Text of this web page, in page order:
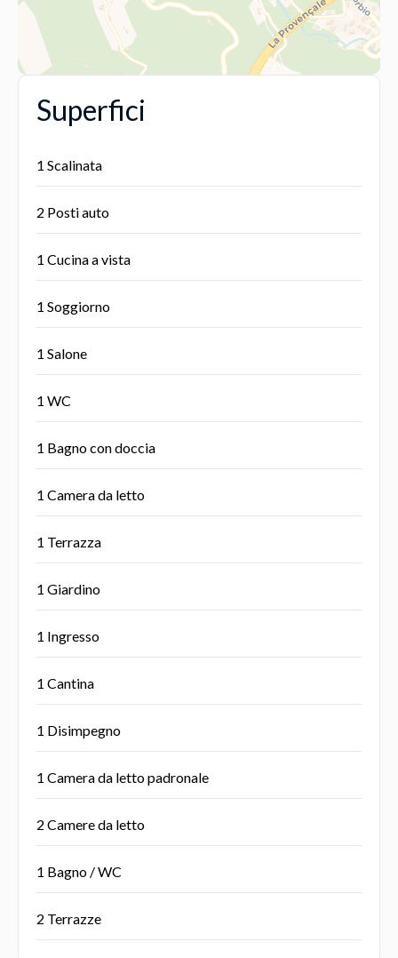
Superfici
1 Scalinata
2 Posti auto
1 Cucina a vista
1 Soggiorno
1 Salone
1 WC
1 Bagno con doccia
1 Camera da letto
1 Terrazza
1 Giardino
1 Ingresso
1 Cantina
1 Disimpegno
1 Camera da letto padronale
2 Camere da letto
1 Bagno / WC
2 Terrazze